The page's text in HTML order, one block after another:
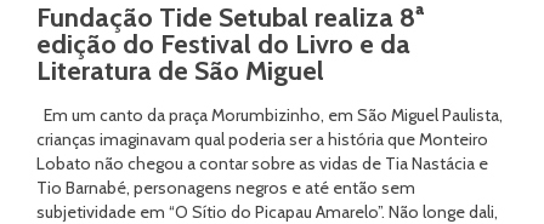
Fundação Tide Setubal realiza 8ª
edição do Festival do Livro e da
Literatura de São Miguel
Em um canto da praça Morumbizinho, em São Miguel Paulista,
crianças imaginavam qual poderia ser a história que Monteiro
Lobato não chegou a contar sobre as vidas de Tia Nastácia e
Tio Barnabé, personagens negros e até então sem
subjetividade em “O Sítio do Picapau Amarelo”. Não longe dali,